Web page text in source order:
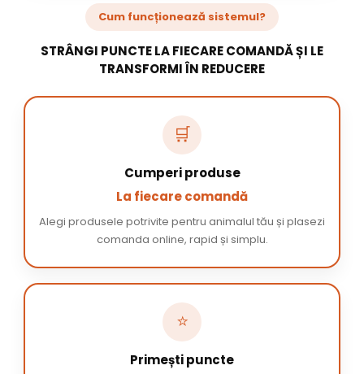
Cum funcționează sistemul?
STRÂNGI PUNCTE LA FIECARE COMANDĂ ȘI LE
TRANSFORMI ÎN REDUCERE
🛒
Cumperi produse
La fiecare comandă
Alegi produsele potrivite pentru animalul tău și plasezi
comanda online, rapid și simplu.
⭐
Primești puncte